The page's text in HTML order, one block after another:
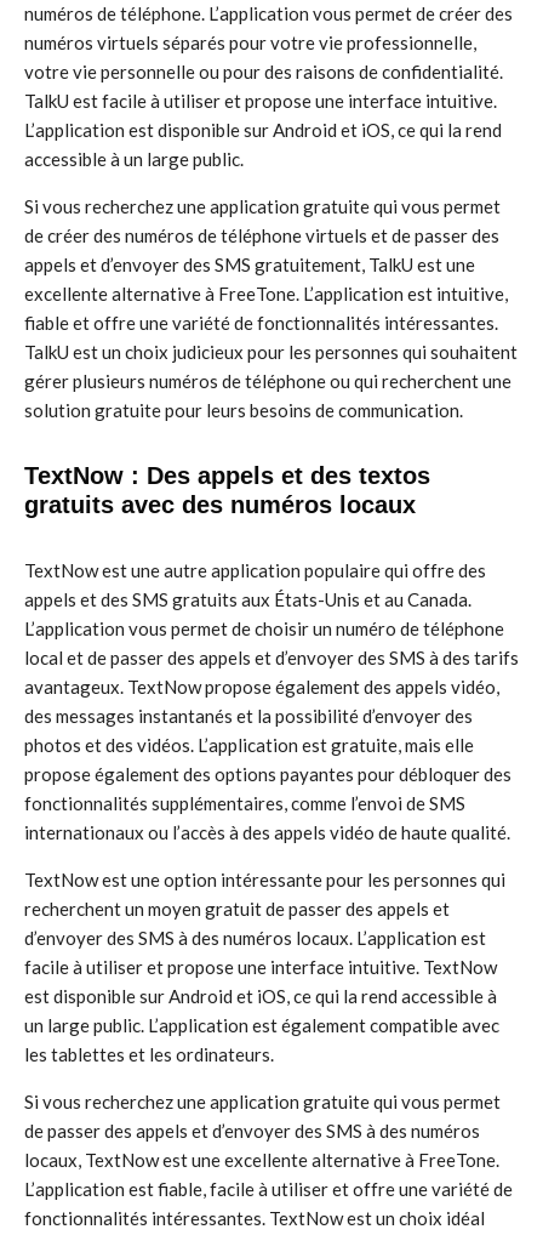
numéros de téléphone. L’application vous permet de créer des
numéros virtuels séparés pour votre vie professionnelle,
votre vie personnelle ou pour des raisons de confidentialité.
TalkU est facile à utiliser et propose une interface intuitive.
L’application est disponible sur Android et iOS, ce qui la rend
accessible à un large public.
Si vous recherchez une application gratuite qui vous permet
de créer des numéros de téléphone virtuels et de passer des
appels et d’envoyer des SMS gratuitement, TalkU est une
excellente alternative à FreeTone. L’application est intuitive,
fiable et offre une variété de fonctionnalités intéressantes.
TalkU est un choix judicieux pour les personnes qui souhaitent
gérer plusieurs numéros de téléphone ou qui recherchent une
solution gratuite pour leurs besoins de communication.
TextNow : Des appels et des textos
gratuits avec des numéros locaux
TextNow est une autre application populaire qui offre des
appels et des SMS gratuits aux États-Unis et au Canada.
L’application vous permet de choisir un numéro de téléphone
local et de passer des appels et d’envoyer des SMS à des tarifs
avantageux. TextNow propose également des appels vidéo,
des messages instantanés et la possibilité d’envoyer des
photos et des vidéos. L’application est gratuite, mais elle
propose également des options payantes pour débloquer des
fonctionnalités supplémentaires, comme l’envoi de SMS
internationaux ou l’accès à des appels vidéo de haute qualité.
TextNow est une option intéressante pour les personnes qui
recherchent un moyen gratuit de passer des appels et
d’envoyer des SMS à des numéros locaux. L’application est
facile à utiliser et propose une interface intuitive. TextNow
est disponible sur Android et iOS, ce qui la rend accessible à
un large public. L’application est également compatible avec
les tablettes et les ordinateurs.
Si vous recherchez une application gratuite qui vous permet
de passer des appels et d’envoyer des SMS à des numéros
locaux, TextNow est une excellente alternative à FreeTone.
L’application est fiable, facile à utiliser et offre une variété de
fonctionnalités intéressantes. TextNow est un choix idéal